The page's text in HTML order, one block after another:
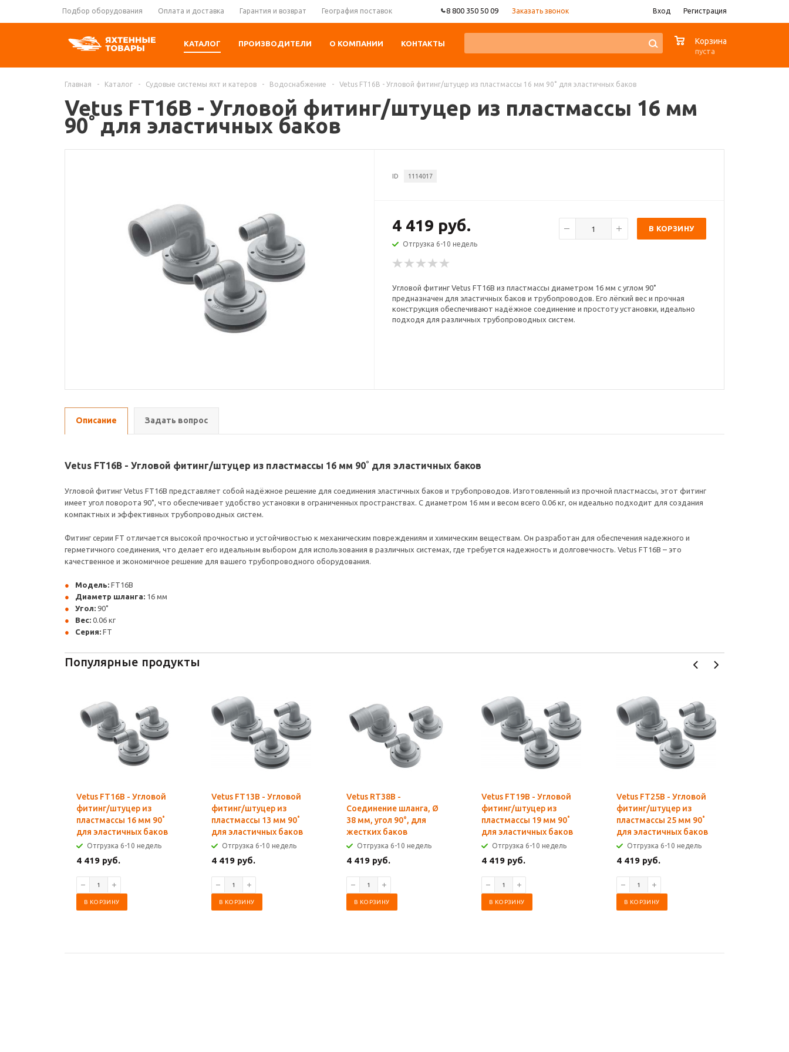
Подбор оборудования Оплата и доставка Гарантия и возврат География поставок 8 800 350 50 09 Заказать звонок Вход Регистрация
КАТАЛОГ ПРОИЗВОДИТЕЛИ О КОМПАНИИ КОНТАКТЫ Корзина
пуста
Главная - Каталог - Судовые системы яхт и катеров - Водоснабжение - Vetus FT16B - Угловой фитинг/штуцер из пластмассы 16 мм 90˚ для эластичных баков
Vetus FT16B - Угловой фитинг/штуцер из пластмассы 16 мм
90˚ для эластичных баков
ID 1114017
4 419 руб.
Отгрузка 6-10 недель
В КОРЗИНУ
Угловой фитинг Vetus FT16B из пластмассы диаметром 16 мм с углом 90˚
предназначен для эластичных баков и трубопроводов. Его лёгкий вес и прочная
конструкция обеспечивают надёжное соединение и простоту установки, идеально
подходя для различных трубопроводных систем.
Описание Задать вопрос
Vetus FT16B - Угловой фитинг/штуцер из пластмассы 16 мм 90˚ для эластичных баков
Угловой фитинг Vetus FT16B представляет собой надёжное решение для соединения эластичных баков и трубопроводов. Изготовленный из прочной пластмассы, этот фитинг
имеет угол поворота 90˚, что обеспечивает удобство установки в ограниченных пространствах. С диаметром 16 мм и весом всего 0.06 кг, он идеально подходит для создания
компактных и эффективных трубопроводных систем.
Фитинг серии FT отличается высокой прочностью и устойчивостью к механическим повреждениям и химическим веществам. Он разработан для обеспечения надежного и
герметичного соединения, что делает его идеальным выбором для использования в различных системах, где требуется надежность и долговечность. Vetus FT16B – это
качественное и экономичное решение для вашего трубопроводного оборудования.
Модель: FT16B
Диаметр шланга: 16 мм
Угол: 90˚
Вес: 0.06 кг
Серия: FT
Популярные продукты
Vetus FT16B - Угловой
фитинг/штуцер из
пластмассы 16 мм 90˚
для эластичных баков
Отгрузка 6-10 недель
4 419 руб.
В КОРЗИНУ
Vetus FT13B - Угловой
фитинг/штуцер из
пластмассы 13 мм 90˚
для эластичных баков
Отгрузка 6-10 недель
4 419 руб.
В КОРЗИНУ
Vetus RT38B -
Соединение шланга, Ø
38 мм, угол 90°, для
жестких баков
Отгрузка 6-10 недель
4 419 руб.
В КОРЗИНУ
Vetus FT19B - Угловой
фитинг/штуцер из
пластмассы 19 мм 90˚
для эластичных баков
Отгрузка 6-10 недель
4 419 руб.
В КОРЗИНУ
Vetus FT25B - Угловой
фитинг/штуцер из
пластмассы 25 мм 90˚
для эластичных баков
Отгрузка 6-10 недель
4 419 руб.
В КОРЗИНУ